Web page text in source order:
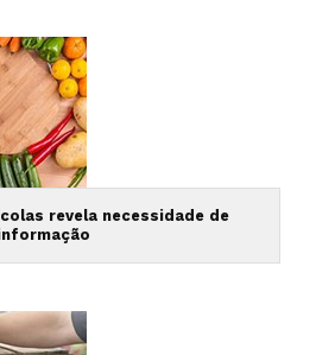
revela necessidade de